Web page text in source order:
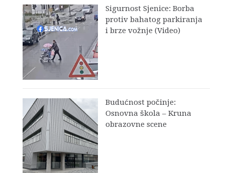
Sigurnost Sjenice: Borba
protiv bahatog parkiranja
i brze vožnje (Video)
Budućnost počinje:
Osnovna škola – Kruna
obrazovne scene